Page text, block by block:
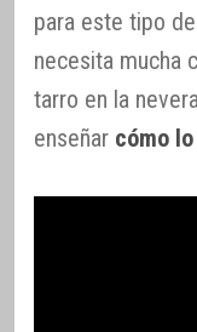
para este tipo
necesita mucha
tarro en la
enseñar cómo